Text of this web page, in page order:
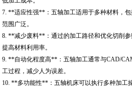
7. **适应性强**：五轴加工适用于多种材料，
范围广泛。
8. **减少废料**：通过的加工路径和优化切削参
提高材料利用率。
9. **自动化程度高**：五轴加工通常与CAD/
工过程，减少人为误差。
10. **多功能性**：五轴机床可以执行多种加工